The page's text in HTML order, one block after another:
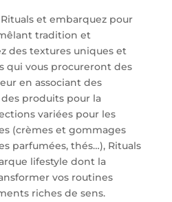
et embarquez pour
tradition et
des textures uniques et
qui vous procureront des
en associant des
produits pour la
variées pour les
(crèmes et gommages
parfumées, thés…), Rituals
lifestyle dont la
vos routines
riches de sens.